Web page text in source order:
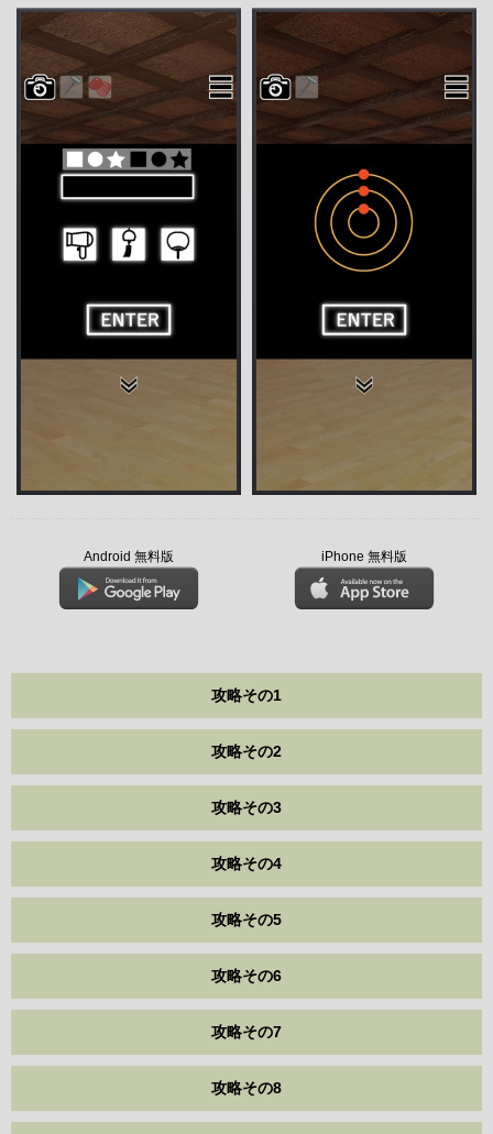
Android 無料版 iPhone 無料版
攻略その1
攻略その2
攻略その3
攻略その4
攻略その5
攻略その6
攻略その7
攻略その8